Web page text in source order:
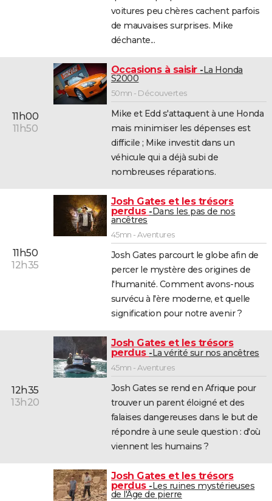
voitures peu chères cachent parfois
de mauvaises surprises. Mike
déchante...
11h00
11h50
Occasions à saisir La Honda
S2000
50mn - Découvertes
Mike et Edd s'attaquent à une Honda
mais minimiser les dépenses est
difficile ; Mike investit dans un
véhicule qui a déjà subi de
nombreuses réparations.
11h50
12h35
Josh Gates et les trésors
perdus
Dans les pas de nos
ancêtres
45mn - Aventures
Josh Gates parcourt le globe afin de
percer le mystère des origines de
l'humanité. Comment avons-nous
survécu à l'ère moderne, et quelle
signification pour notre avenir ?
12h35
13h20
Josh Gates et les trésors
perdus
La vérité sur nos ancêtres
45mn - Aventures
Josh Gates se rend en Afrique pour
trouver un parent éloigné et des
falaises dangereuses dans le but de
répondre à une seule question : d'où
viennent les humains ?
Josh Gates et les trésors
perdus
Les ruines mystérieuses
de l'Âge de pierre